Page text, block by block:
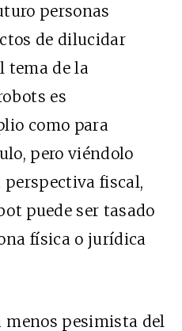
personas
de dilucidar
tema de la
es
como para
pero viéndolo
perspectiva fiscal,
puede ser tasado
física o jurídica
menos pesimista del